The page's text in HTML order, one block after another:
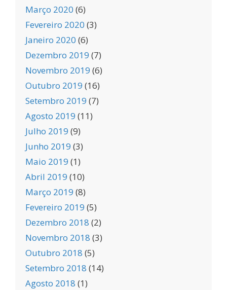
Março 2020 (6)
Fevereiro 2020 (3)
Janeiro 2020 (6)
Dezembro 2019 (7)
Novembro 2019 (6)
Outubro 2019 (16)
Setembro 2019 (7)
Agosto 2019 (11)
Julho 2019 (9)
Junho 2019 (3)
Maio 2019 (1)
Abril 2019 (10)
Março 2019 (8)
Fevereiro 2019 (5)
Dezembro 2018 (2)
Novembro 2018 (3)
Outubro 2018 (5)
Setembro 2018 (14)
Agosto 2018 (1)